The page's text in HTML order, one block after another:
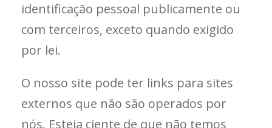
identificação pessoal publicamente ou
com terceiros, exceto quando exigido
por lei.
O nosso site pode ter links para sites
externos que não são operados por
nós. Esteja ciente de que não temos